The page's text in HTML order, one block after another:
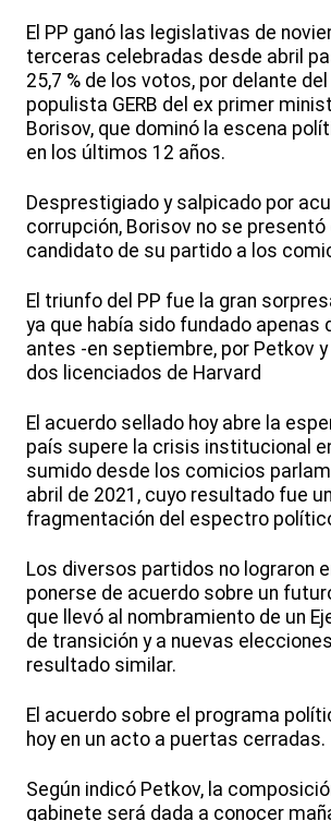
El PP ganó las legislativas de
terceras celebradas desde abril
25,7 % de los votos, por delante
populista GERB del ex primer
Borisov, que dominó la escena
en los últimos 12 años.
Desprestigiado y salpicado por
corrupción, Borisov no se
candidato de su partido a los
El triunfo del PP fue la gran
ya que había sido fundado apenas
antes -en septiembre, por Petkov y
dos licenciados de Harvard
El acuerdo sellado hoy abre la
país supere la crisis institucional
sumido desde los comicios
abril de 2021, cuyo resultado fue
fragmentación del espectro
Los diversos partidos no lograron
ponerse de acuerdo sobre un
que llevó al nombramiento de un
de transición y a nuevas
resultado similar.
El acuerdo sobre el programa
hoy en un acto a puertas cerradas.
Según indicó Petkov, la
gabinete será dada a conocer